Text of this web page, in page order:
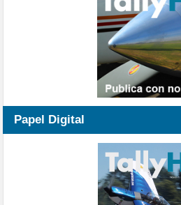
Papel Digital